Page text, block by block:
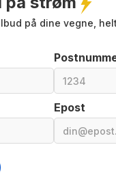
- månadspot
på dine vegne,
Epost